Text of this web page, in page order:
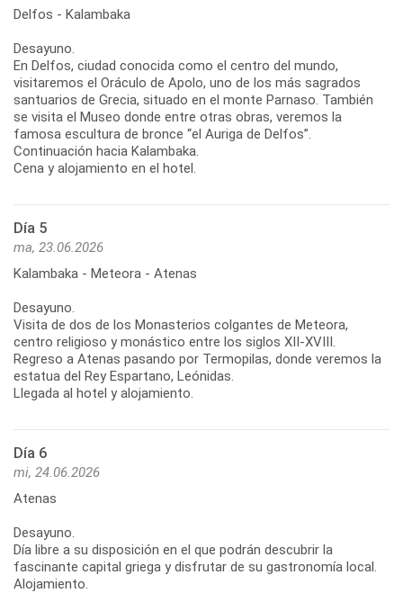
Delfos - Kalambaka
Desayuno.
En Delfos, ciudad conocida como el centro del mundo,
visitaremos el Oráculo de Apolo, uno de los más sagrados
santuarios de Grecia, situado en el monte Parnaso. También
se visita el Museo donde entre otras obras, veremos la
famosa escultura de bronce “el Auriga de Delfos”.
Continuación hacia Kalambaka.
Cena y alojamiento en el hotel.
Día 5
ma, 23.06.2026
Kalambaka - Meteora - Atenas
Desayuno.
Visita de dos de los Monasterios colgantes de Meteora,
centro religioso y monástico entre los siglos XII-XVIII.
Regreso a Atenas pasando por Termopilas, donde veremos la
estatua del Rey Espartano, Leónidas.
Llegada al hotel y alojamiento.
Día 6
mi, 24.06.2026
Atenas
Desayuno.
Día libre a su disposición en el que podrán descubrir la
fascinante capital griega y disfrutar de su gastronomía local.
Alojamiento.